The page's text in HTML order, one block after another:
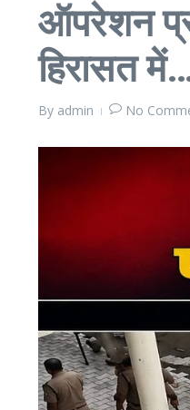
ऑपरेशन
हिरासत
By admin No